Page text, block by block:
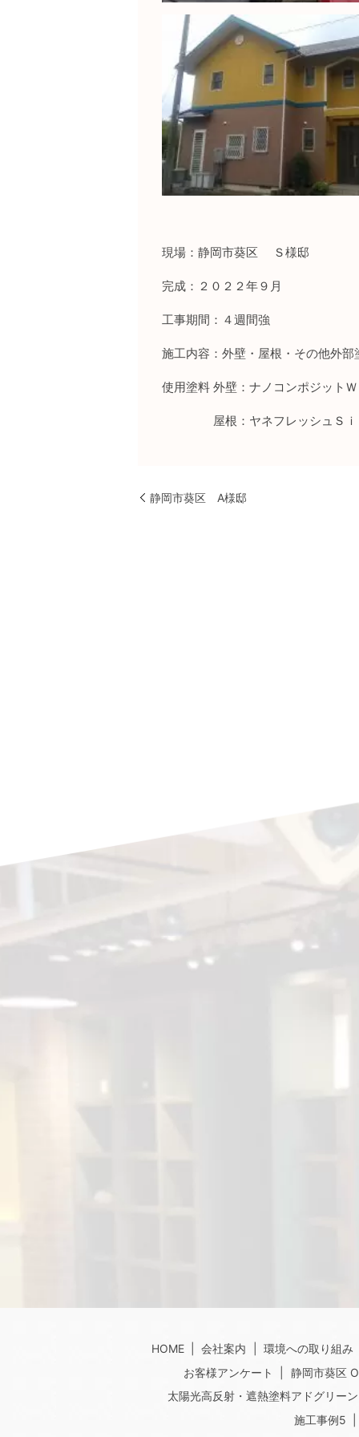
現場：静岡市葵区 Ｓ様邸
完成：２０２２年９月
工事期間：４週間強
施工内容：外壁・屋根・その他外
使用塗料 外壁：ナノコンポジットＷ
屋根：ヤネフレッシュＳｉ
静岡市葵区 A様邸
HOME 会社案内 環境への取り組み
お客様アンケート
静岡市葵区
太陽光高反射・遮熱塗料アドグリー
施工事例5